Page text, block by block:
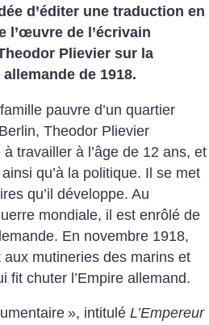
d’éditer une traduction en
l’œuvre de l’écrivain
Plievier sur la
de 1918.
pauvre d’un quartier
Theodor Plievier
travailler à l’âge de 12 ans, et
qu’à la politique. Il se met
qu’il développe. Au
mondiale, il est enrôlé de
En novembre 1918,
mutineries des marins et
fit chuter l’Empire allemand.
», intitulé L’Empereur